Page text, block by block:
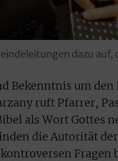
dazu
Bekenntnis um
ruft Pfarrer,
als Wort Gottes
die Autorität